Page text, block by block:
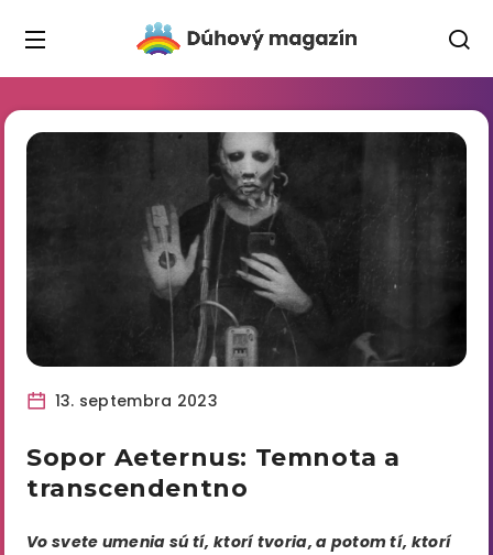
13. septembra 2023
Sopor Aeternus: Temnota a
transcendentno
Vo svete umenia sú tí, ktorí tvoria, a potom tí, ktorí